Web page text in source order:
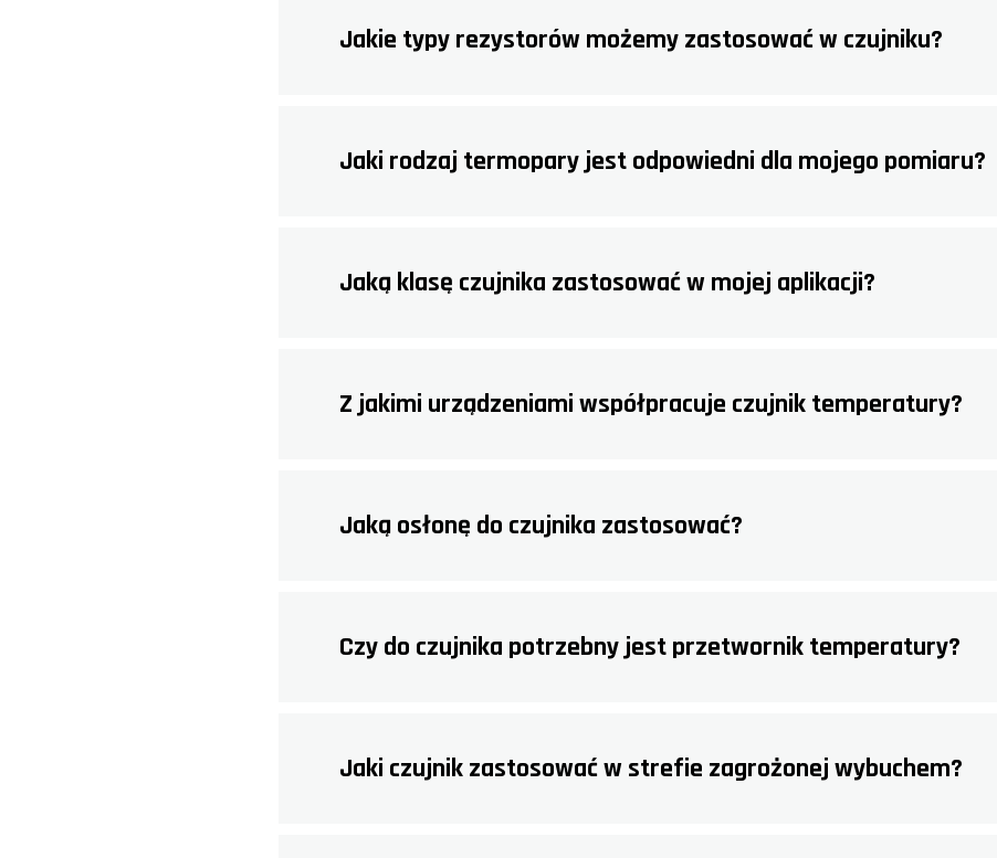
Jakie typy rezystorów możemy zastosować w czujniku?
Jaki rodzaj termopary jest odpowiedni dla mojego pomiaru?
Jaką klasę czujnika zastosować w mojej aplikacji?
Z jakimi urządzeniami współpracuje czujnik temperatury?
Jaką osłonę do czujnika zastosować?
Czy do czujnika potrzebny jest przetwornik temperatury?
Jaki czujnik zastosować w strefie zagrożonej wybuchem?